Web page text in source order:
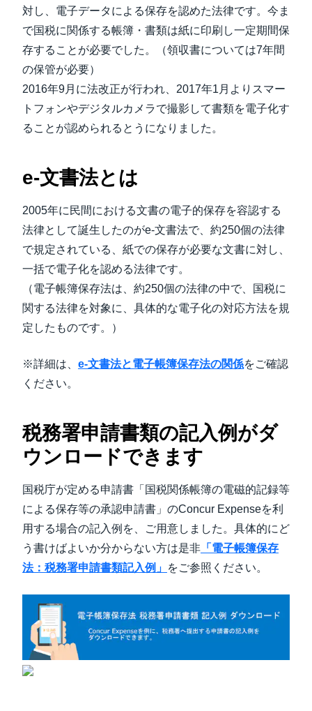
対し、電子データによる保存を認めた法律です。今ま
で国税に関係する帳簿・書類は紙に印刷し一定期間保
存することが必要でした。（領収書については7年間
の保管が必要）
2016年9月に法改正が行われ、2017年1月よりスマー
トフォンやデジタルカメラで撮影して書類を電子化す
ることが認められるとうになりました。
e-文書法​とは
2005年に民間における文書の電子的保存を容認する
法律として誕生したのがe-文書法で、約250個の法律
で規定されている、紙での保存が必要な文書に対し、
一括で電子化を認める法律です。
（電子帳簿保存法は、約250個の法律の中で、国税に
関する法律を対象に、具体的な電子化の対応方法を規
定したものです。）
※詳細は、 e-文書法と電子帳簿保存法の関係​をご確認
ください。
税務署申請書類の記入例がダ
ウンロードできます
国税庁が定める申請書「国税関係帳簿の電磁的記録等
による保存等の承認申請書」のConcur Expenseを利
用する場合の記入例を、ご用意しました。具体的にど
う書けばよいか分からない方は是非 「電子帳簿保存
法：税務署申請書類記入例」 をご参照ください。